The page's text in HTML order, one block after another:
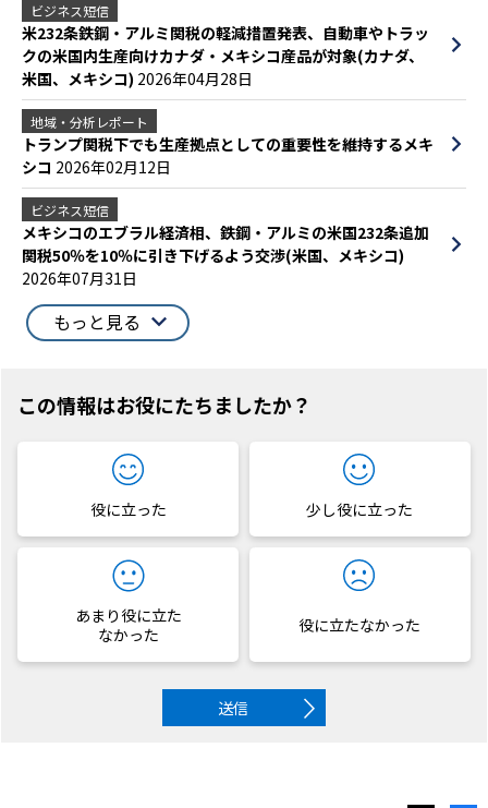
ビジネス短信
米232条鉄鋼・アルミ関税の軽減措置発表、自動車やトラッ
クの米国内生産向けカナダ・メキシコ産品が対象(カナダ、
米国、メキシコ) 2026年04月28日
地域・分析レポート
トランプ関税下でも生産拠点としての重要性を維持するメキ
シコ 2026年02月12日
ビジネス短信
メキシコのエブラル経済相、鉄鋼・アルミの米国232条追加
関税50％を10％に引き下げるよう交渉(米国、メキシコ)
2026年07月31日
もっと見る
この情報はお役にたちましたか？
役に立った 少し役に立った
あまり役に立た
なかった
役に立たなかった
送信